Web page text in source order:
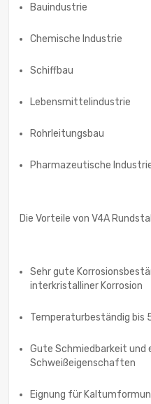
Bauindustrie
Chemische Industrie
Schiffbau
Lebensmittelindustrie
Rohrleitungsbau
Pharmazeutische
Die Vorteile von V4A
Sehr gute
interkristalliner Korrosion
Temperaturbeständig bis
Gute Schmiedbarkeit und
Schweißeigenschaften
Eignung für